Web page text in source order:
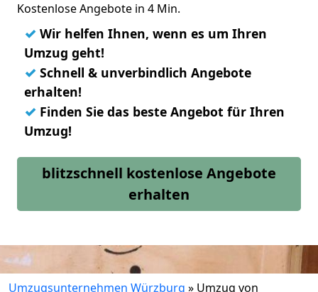
Kostenlose Angebote in 4 Min.
✓ Wir helfen Ihnen, wenn es um Ihren
Umzug geht!
✓ Schnell & unverbindlich Angebote
erhalten!
✓ Finden Sie das beste Angebot für Ihren
Umzug!
blitzschnell kostenlose Angebote
erhalten
Umzugsunternehmen Würzburg » Umzug von